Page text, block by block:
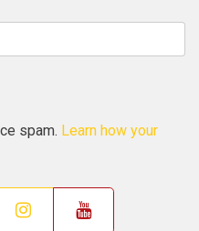
spam. Learn how your